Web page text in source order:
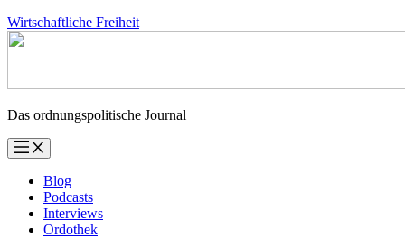
Zum
Inhalt
Wirtschaftliche Freiheit
Das ordnungspolitische Journal
Blog
Podcasts
Interviews
Ordothek